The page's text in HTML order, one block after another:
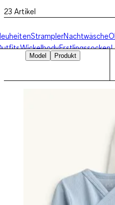
23 Artikel
StramplerNachtwäsche
WickelbodyErstlingssocken
Model
Produkt